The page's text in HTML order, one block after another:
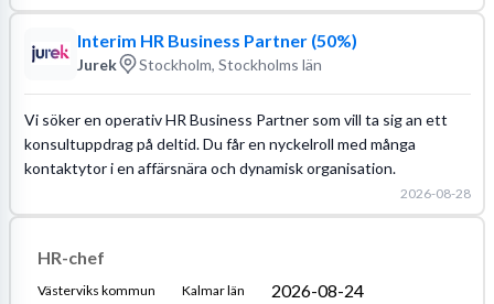
Interim HR Business Partner (50%)
Jurek Stockholm, Stockholms län
Vi söker en operativ HR Business Partner som vill ta sig an ett
konsultuppdrag på deltid. Du får en nyckelroll med många
kontaktytor i en affärsnära och dynamisk organisation.
2026-08-28
HR-chef
Västerviks kommun Kalmar län 2026-08-24